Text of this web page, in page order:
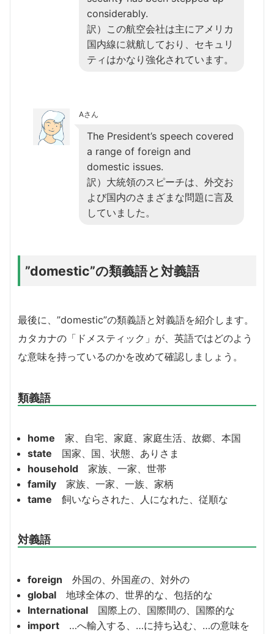
considerably.
訳）この航空会社は主にアメリカ
国内線に就航しており、セキュリ
ティはかなり強化されています。
Aさん
The President’s speech covered
a range of foreign and
domestic issues.
訳）大統領のスピーチは、外交お
よび国内のさまざまな問題に言及
していました。
”domestic”の類義語と対義語
最後に、”domestic”の類義語と対義語を紹介します。
カタカナの「ドメスティック」が、英語ではどのよう
な意味を持っているのかを改めて確認しましょう。
類義語
home 家、自宅、家庭、家庭生活、故郷、本国
state 国家、国、状態、ありさま
household 家族、一家、世帯
family 家族、一家、一族、家柄
tame 飼いならされた、人になれた、従順な
対義語
foreign 外国の、外国産の、対外の
global 地球全体の、世界的な、包括的な
International 国際上の、国際間の、国際的な
import …へ輸入する、…に持ち込む、…の意味を